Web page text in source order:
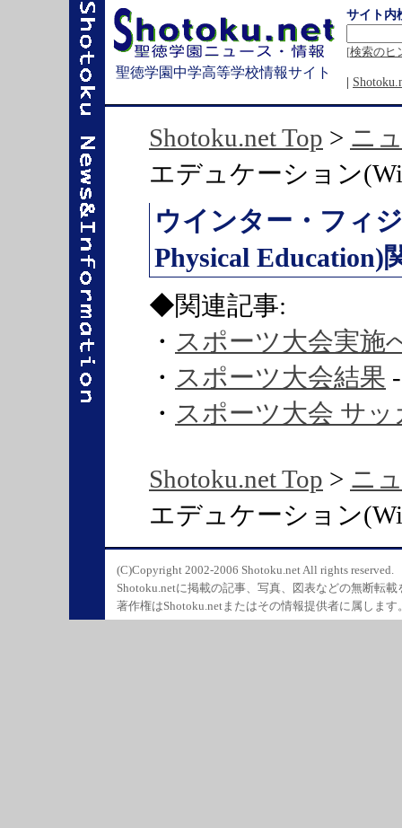
聖徳学園中学高等学校情報サイト
サイト内
[検索のヒ
|
Shotoku.net Top > ニ
エデュケーション
ウインター・フィ
Physical Education)
◆関連記事:
・ スポーツ大会実施
・ スポーツ大会結果
・ スポーツ大会 サ
Shotoku.net Top > ニ
エデュケーション
(C)Copyright 2002-2006 Shotoku.net All rights reserved.
Shotoku.netに掲載の記事、写真、図表などの無断転載
著作権はShotoku.netまたはその情報提供者に属します